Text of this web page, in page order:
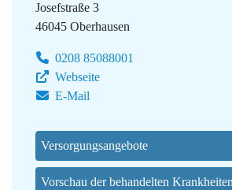
Josefstraße 3
46045 Oberhausen
0208 85088001
Webseite
E-Mail
Versorgungsangebote
Vorschau der behandelten Krankheiten